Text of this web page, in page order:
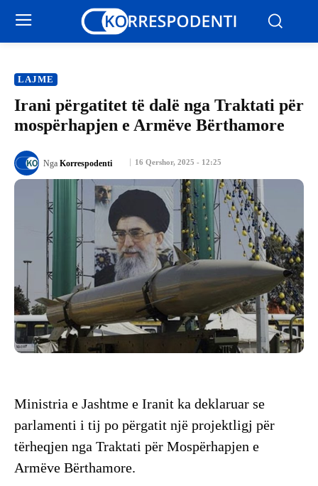
LAJME
Irani përgatitet të dalë nga Traktati për
mospërhapjen e Armëve Bërthamore
16 Qershor, 2025 - 12:25
Nga Korrespodenti
Ministria e Jashtme e Iranit ka deklaruar se
parlamenti i tij po përgatit një projektligj për
tërheqjen nga Traktati për Mospërhapjen e
Armëve Bërthamore.